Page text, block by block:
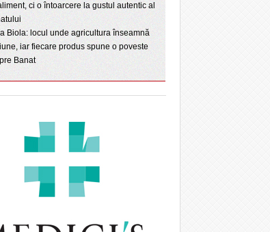
ci o întoarcere la gustul autentic al
Biola: locul unde agricultura înseamnă
iar fiecare produs spune o poveste
Banat